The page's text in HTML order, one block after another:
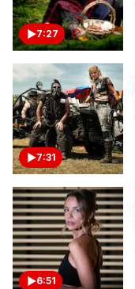
7:27
7:31
6:51